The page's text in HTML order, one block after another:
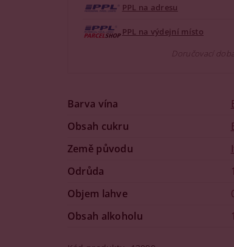
PPL na adresu
PPL na výdejní místo
Doručovací
Barva vína
Obsah cukru
Země původu
Odrůda
Objem lahve
Obsah alkoholu